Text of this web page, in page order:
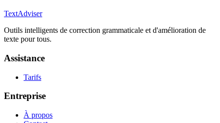
TextAdviser
Outils intelligents de correction grammaticale et d'amélioration de
texte pour tous.
Assistance
Tarifs
Entreprise
À propos